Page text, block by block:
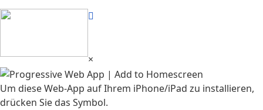
×
Um diese Web-App auf Ihrem iPhone/iPad zu installieren,
drücken Sie das Symbol.